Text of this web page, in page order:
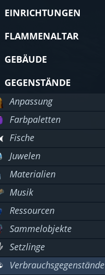
EINRICHTUNGEN
FLAMMENALTAR
GEBÄUDE
GEGENSTÄNDE
Anpassung
Farbpaletten
Fische
Juwelen
Materialien
Musik
Ressourcen
Sammelobjekte
Setzlinge
Verbrauchsgegenstände